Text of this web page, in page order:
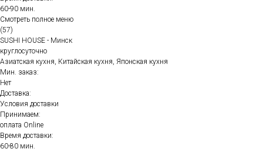
60-90 мин.
Смотреть полное меню
(57)
SUSHI HOUSE - Минск
круглосуточно
Азиатская кухня, Китайская кухня, Японская кухня
Мин. заказ:
Нет
Доставка:
Условия доставки
Принимаем:
оплата Online
Время доставки:
60-80 мин.